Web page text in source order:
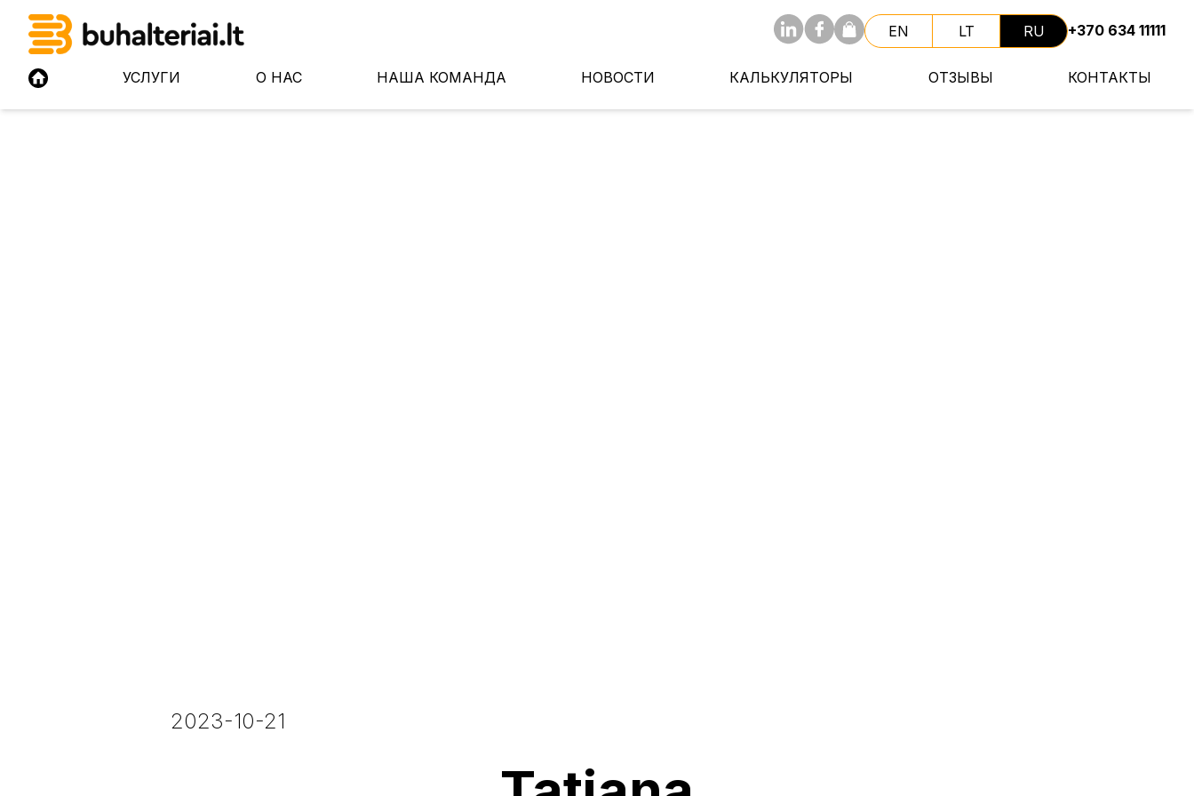
EN LT RU +370 634 11111
УСЛУГИ О НАС НАША КОМАНДА НОВОСТИ КАЛЬКУЛЯТОРЫ ОТЗЫВЫ КОНТАКТЫ
2023-10-21